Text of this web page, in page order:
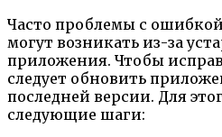
Часто проблемы с
могут возникать из-за
приложения. Чтобы
следует обновить
последней версии. Для
следующие шаги: